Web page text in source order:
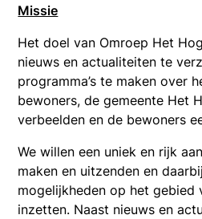
Missie
Het doel van Omroep Het
nieuws en actualiteiten te
programma’s te maken over
bewoners, de gemeente Het
verbeelden en de bewoners
We willen een uniek en rijk
maken en uitzenden en
mogelijkheden op het gebied
inzetten. Naast nieuws en